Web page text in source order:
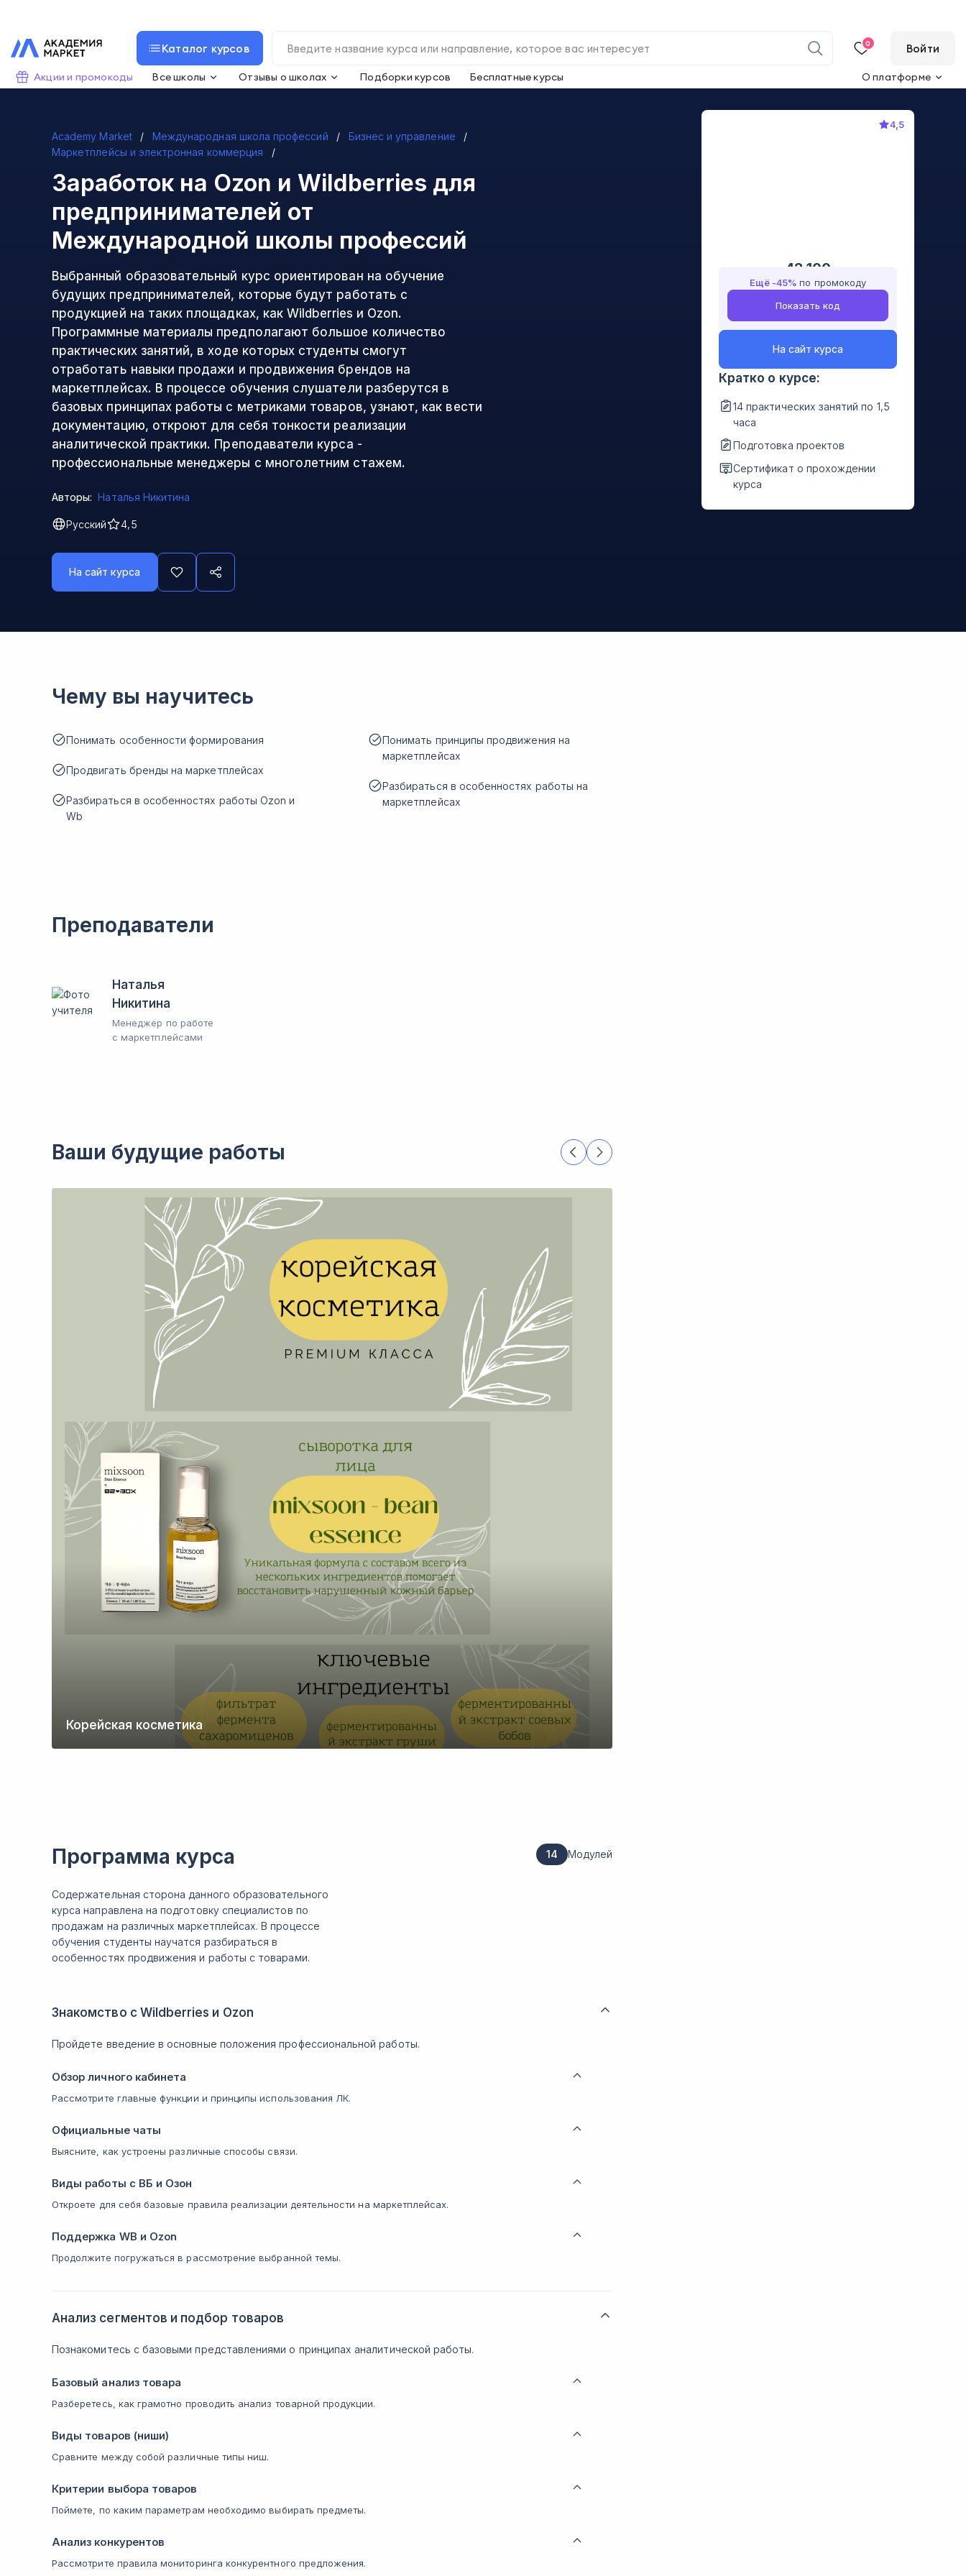
Каталог курсов 0 Войти
Акции и промокоды Все школы Отзывы о школах Подборки курсов Бесплатные курсы О платформе
Academy Market Международная школа профессий
Бизнес и управление
Маркетплейсы и электронная коммерция
Заработок на Ozon и Wildberries для
предпринимателей от
Международной школы профессий
Выбранный образовательный курс ориентирован на обучение
будущих предпринимателей, которые будут работать с
продукцией на таких площадках, как Wildberries и Ozon.
Программные материалы предполагают большое количество
практических занятий, в ходе которых студенты смогут
отработать навыки продажи и продвижения брендов на
маркетплейсах. В процессе обучения слушатели разберутся в
базовых принципах работы с метриками товаров, узнают, как вести
документацию, откроют для себя тонкости реализации
аналитической практики. Преподаватели курса -
профессиональные менеджеры с многолетним стажем.
Авторы: Наталья Никитина
Русский 4,5
На сайт курса
4,5
42 100
Ещё -45% по промокоду
Показать код
На сайт курса
Кратко о курсе:
14 практических занятий по 1,5
часа
Подготовка проектов
Сертификат о прохождении
курса
Чему вы научитесь
Понимать особенности формирования
Продвигать бренды на маркетплейсах
Разбираться в особенностях работы Ozon и
Wb
Понимать принципы продвижения на
маркетплейсах
Разбираться в особенностях работы на
маркетплейсах
Преподаватели
Наталья
Никитина
Менеджер по работе
с маркетплейсами
Ваши будущие работы
Корейская косметика
Программа курса
Содержательная сторона данного образовательного
курса направлена на подготовку специалистов по
продажам на различных маркетплейсах. В процессе
обучения студенты научатся разбираться в
особенностях продвижения и работы с товарами.
14 Модулей
Знакомство с Wildberries и Ozon
Пройдете введение в основные положения профессиональной работы.
Обзор личного кабинета
Рассмотрите главные функции и принципы использования ЛК.
Официальные чаты
Выясните, как устроены различные способы связи.
Виды работы с ВБ и Озон
Откроете для себя базовые правила реализации деятельности на маркетплейсах.
Поддержка WB и Ozon
Продолжите погружаться в рассмотрение выбранной темы.
Анализ сегментов и подбор товаров
Познакомитесь с базовыми представлениями о принципах аналитической работы.
Базовый анализ товара
Разберетесь, как грамотно проводить анализ товарной продукции.
Виды товаров (ниши)
Сравните между собой различные типы ниш.
Критерии выбора товаров
Поймете, по каким параметрам необходимо выбирать предметы.
Анализ конкурентов
Рассмотрите правила мониторинга конкурентного предложения.